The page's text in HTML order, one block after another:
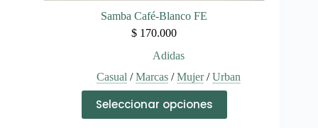
Samba Café-Blanco FE
$ 170.000
Adidas
Casual /Marcas/Mujer/Urban
Seleccionar opciones
producto
tiene